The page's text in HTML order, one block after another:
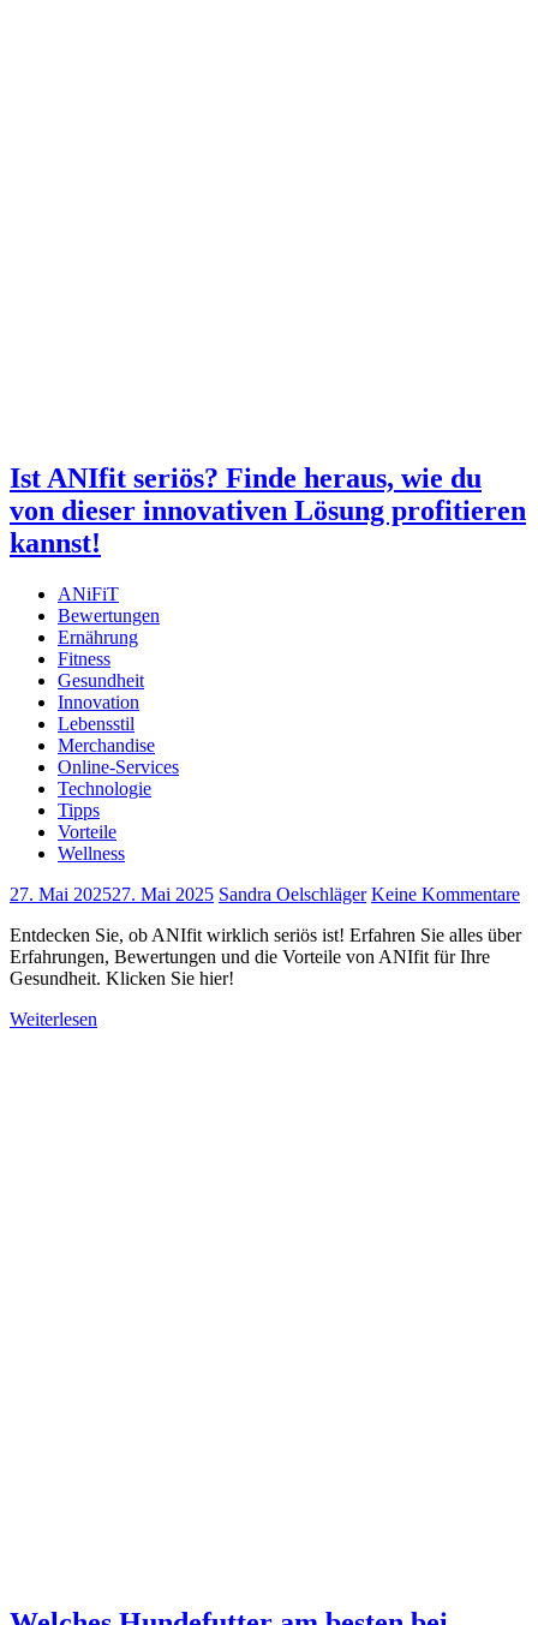
Ist ANIfit seriös? Finde heraus, wie du
von dieser innovativen Lösung profitieren
kannst!
ANiFiT
Bewertungen
Ernährung
Fitness
Gesundheit
Innovation
Lebensstil
Merchandise
Online-Services
Technologie
Tipps
Vorteile
Wellness
27. Mai 202527. Mai 2025 Sandra Oelschläger Keine Kommentare
Entdecken Sie, ob ANIfit wirklich seriös ist! Erfahren Sie alles über
Erfahrungen, Bewertungen und die Vorteile von ANIfit für Ihre
Gesundheit. Klicken Sie hier!
Weiterlesen